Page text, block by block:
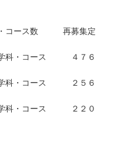
数 再募集定
・コース ４７６
・コース ２５６
コース ２２０